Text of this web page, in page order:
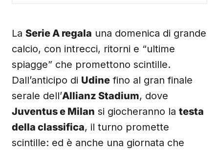
La Serie A regala una domenica di grande
calcio, con intrecci, ritorni e “ultime
spiagge” che promettono scintille.
Dall’anticipo di Udine fino al gran finale
serale dell’Allianz Stadium, dove
Juventus e Milan si giocheranno la testa
della classifica, il turno promette
scintille: ed è anche una giornata che